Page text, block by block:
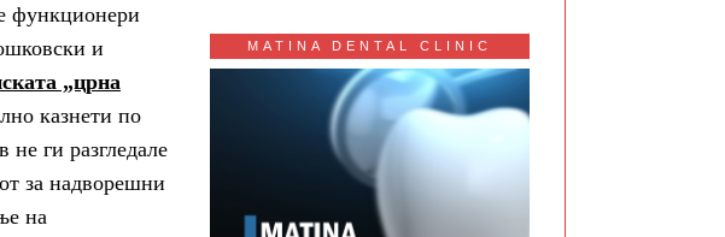
функционери
и
„црна
казнети по
не ги разгледале
за надворешни
на
MATINA DENTAL CLINIC